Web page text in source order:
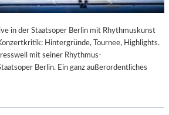
in der Staatsoper Berlin mit Rhythmuskunst
Hintergründe, Tournee, Highlights.
mit seiner Rhythmus-
Berlin. Ein ganz außerordentliches